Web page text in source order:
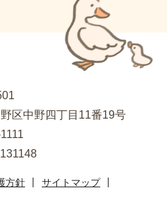
区中野四丁目11番19号
方針
サイトマップ